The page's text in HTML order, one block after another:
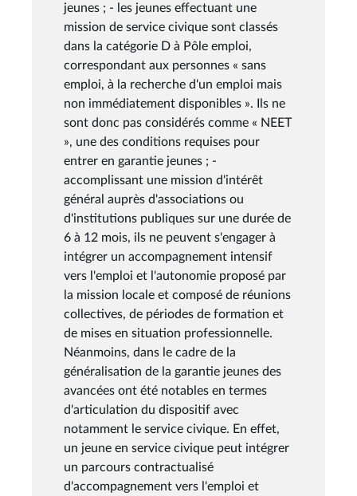
jeunes ; - les jeunes effectuant une
mission de service civique sont classés
dans la catégorie D à Pôle emploi,
correspondant aux personnes « sans
emploi, à la recherche d'un emploi mais
non immédiatement disponibles ». Ils ne
sont donc pas considérés comme « NEET
», une des conditions requises pour
entrer en garantie jeunes ; -
accomplissant une mission d'intérêt
général auprès d'associations ou
d'institutions publiques sur une durée de
6 à 12 mois, ils ne peuvent s'engager à
intégrer un accompagnement intensif
vers l'emploi et l'autonomie proposé par
la mission locale et composé de réunions
collectives, de périodes de formation et
de mises en situation professionnelle.
Néanmoins, dans le cadre de la
généralisation de la garantie jeunes des
avancées ont été notables en termes
d'articulation du dispositif avec
notamment le service civique. En effet,
un jeune en service civique peut intégrer
un parcours contractualisé
d'accompagnement vers l'emploi et